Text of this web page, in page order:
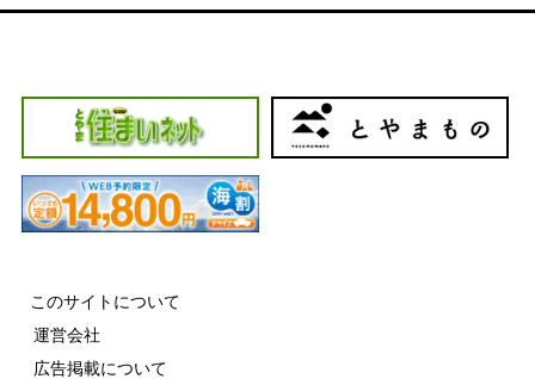
このサイトについて
運営会社
広告掲載について